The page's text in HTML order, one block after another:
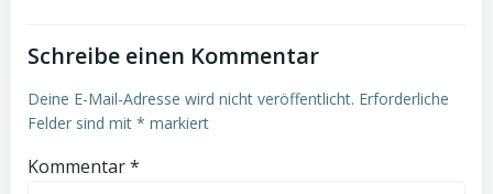
Schreibe einen Kommentar
Deine E-Mail-Adresse wird nicht veröffentlicht. Erforderliche
Felder sind mit * markiert
Kommentar*